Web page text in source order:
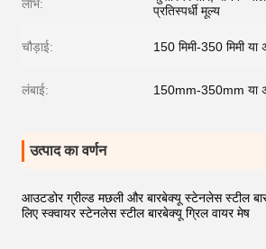
लाभ:
प्रतिस्पर्धी मूल्य
चौड़ाई: 150 मिमी-350 मिमी
लंबाई: 150mm-350mm या
उत्पाद का वर्णन
आउटडोर ग्रील्ड मछली और बारबेक्यू स्टेनलेस स्टील
लिए स्क्वायर स्टेनलेस स्टील बारबेक्यू ग्रिल वायर मेष